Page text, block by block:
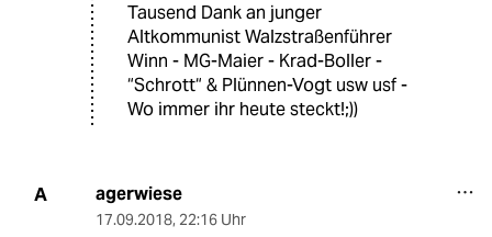
Tausend Dank an junger
Altkommunist Walzstraßenführer
Winn - MG-Maier - Krad-Boller -
“Schrott“ & Plünnen-Vogt usw usf -
Wo immer ihr heute steckt!;))
A agerwiese
17.09.2018, 22:16 Uhr